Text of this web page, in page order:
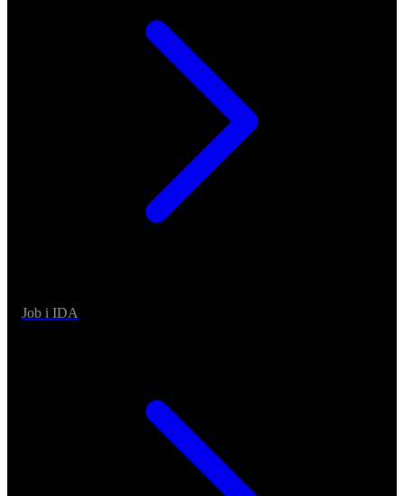
Job i IDA